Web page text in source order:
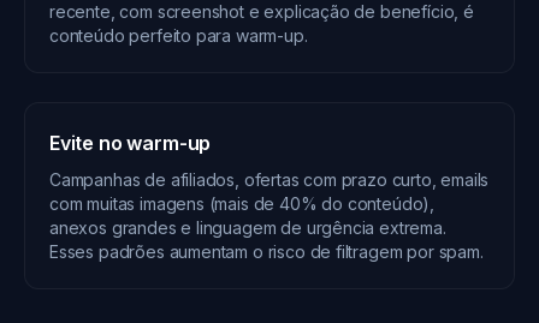
recente, com screenshot e explicação de benefício, é
conteúdo perfeito para warm-up.
Evite no warm-up
Campanhas de afiliados, ofertas com prazo curto, emails
com muitas imagens (mais de 40% do conteúdo),
anexos grandes e linguagem de urgência extrema.
Esses padrões aumentam o risco de filtragem por spam.